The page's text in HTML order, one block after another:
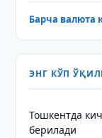
Барча валюта
ЭНГ КЎП
Тошкентда
берилади